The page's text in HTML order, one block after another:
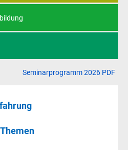
Seminarprogramm 2026 PDF